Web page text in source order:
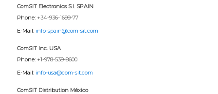
ComSIT Electronics S.l. SPAIN
Phone: +34-936-1699-77
E-Mail: info-spain@com-sit.com
ComSIT Inc. USA
Phone: +1-978-539-8600
E-Mail: info-usa@com-sit.com
ComSIT Distribution México